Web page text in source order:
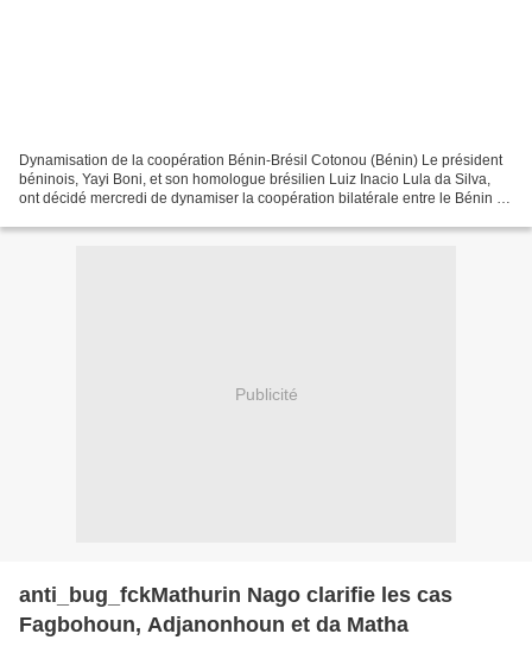
Dynamisation de la coopération Bénin-Brésil Cotonou (Bénin) Le président
béninois, Yayi Boni, et son homologue brésilien Luiz Inacio Lula da Silva,
ont décidé mercredi de dynamiser la coopération bilatérale entre le Bénin et
Publicité
anti_bug_fckMathurin Nago clarifie les cas
Fagbohoun, Adjanonhoun et da Matha